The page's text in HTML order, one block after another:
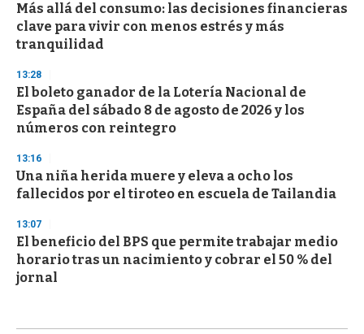
Más allá del consumo: las decisiones financieras
clave para vivir con menos estrés y más
tranquilidad
13:28
El boleto ganador de la Lotería Nacional de
España del sábado 8 de agosto de 2026 y los
números con reintegro
13:16
Una niña herida muere y eleva a ocho los
fallecidos por el tiroteo en escuela de Tailandia
13:07
El beneficio del BPS que permite trabajar medio
horario tras un nacimiento y cobrar el 50 % del
jornal